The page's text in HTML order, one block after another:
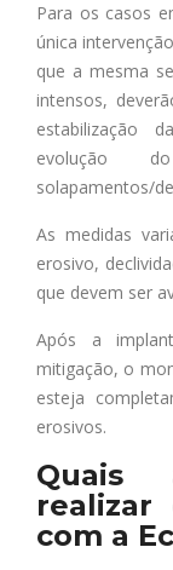
Para os casos
única
que a mesma
intensos,
estabilização
evolução
solapamentos/
As medidas
erosivo,
que devem ser
Após a
mitigação, o
esteja
erosivos.
Quais
realizar
com a